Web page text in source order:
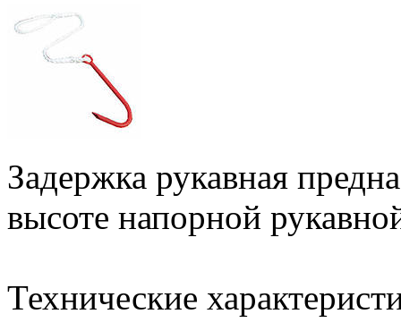
Задержка рукавная
высоте напорной
Технические